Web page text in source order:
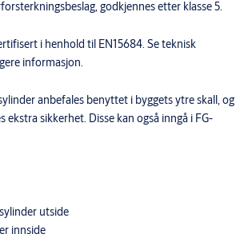
godkjennes etter klasse 5.
i henhold til EN15684. Se teknisk
informasjon.
anbefales benyttet i byggets ytre skall, og
ekstra sikkerhet. Disse kan også inngå i FG-
utside
innside